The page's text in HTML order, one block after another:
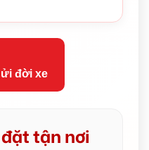
đời xe
tận nơi